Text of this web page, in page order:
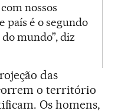
nossos
país é o segundo
mundo”, diz
das
o território
Os homens,